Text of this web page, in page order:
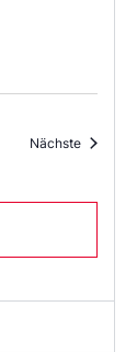
Nächste